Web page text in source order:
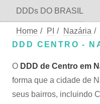
DDDs DO BRASIL
Home / PI / Nazária /
DDD CENTRO -
O DDD de Centro em
forma que a cidade de
seus bairros, incluindo